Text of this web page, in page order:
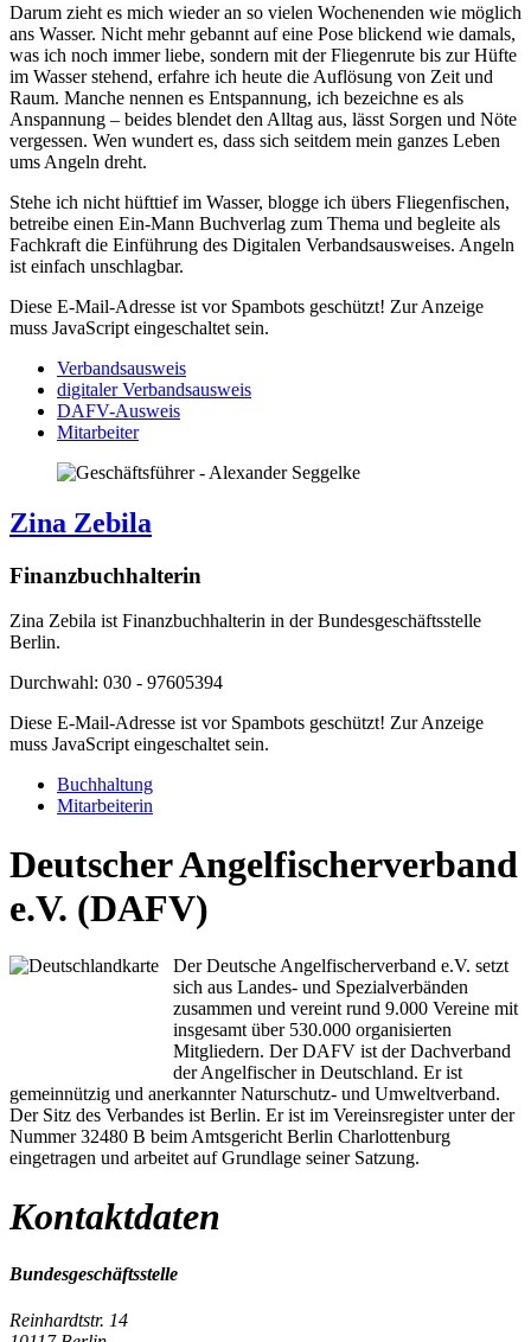
Darum zieht es mich wieder an so vielen Wochenenden wie möglich
ans Wasser. Nicht mehr gebannt auf eine Pose blickend wie damals,
was ich noch immer liebe, sondern mit der Fliegenrute bis zur Hüfte
im Wasser stehend, erfahre ich heute die Auflösung von Zeit und
Raum. Manche nennen es Entspannung, ich bezeichne es als
Anspannung – beides blendet den Alltag aus, lässt Sorgen und Nöte
vergessen. Wen wundert es, dass sich seitdem mein ganzes Leben
ums Angeln dreht.
Stehe ich nicht hüfttief im Wasser, blogge ich übers Fliegenfischen,
betreibe einen Ein-Mann Buchverlag zum Thema und begleite als
Fachkraft die Einführung des Digitalen Verbandsausweises. Angeln
ist einfach unschlagbar.
Diese E-Mail-Adresse ist vor Spambots geschützt! Zur Anzeige
muss JavaScript eingeschaltet sein.
Verbandsausweis
digitaler Verbandsausweis
DAFV-Ausweis
Mitarbeiter
Zina Zebila
Finanzbuchhalterin
Zina Zebila ist Finanzbuchhalterin in der Bundesgeschäftsstelle
Berlin.
Durchwahl: 030 - 97605394
Diese E-Mail-Adresse ist vor Spambots geschützt! Zur Anzeige
muss JavaScript eingeschaltet sein.
Buchhaltung
Mitarbeiterin
Deutscher Angelfischerverband
e.V. (DAFV)
Der Deutsche Angelfischerverband e.V. setzt
sich aus Landes- und Spezialverbänden
zusammen und vereint rund 9.000 Vereine mit
insgesamt über 530.000 organisierten
Mitgliedern. Der DAFV ist der Dachverband
der Angelfischer in Deutschland. Er ist
gemeinnützig und anerkannter Naturschutz- und Umweltverband.
Der Sitz des Verbandes ist Berlin. Er ist im Vereinsregister unter der
Nummer 32480 B beim Amtsgericht Berlin Charlottenburg
eingetragen und arbeitet auf Grundlage seiner Satzung.
Kontaktdaten
Bundesgeschäftsstelle
Reinhardtstr. 14